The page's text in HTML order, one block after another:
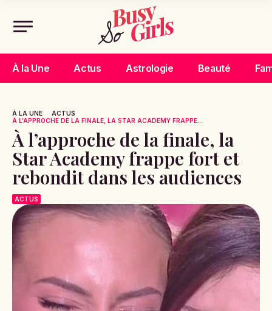
À la Une Actus Astrologie Beauté
À LA UNE
ACTUS
À L’APPROCHE DE LA FINALE, LA STAR ACADEMY FRAPPE...
À l’approche de la finale, la
Star Academy frappe fort et
rebondit dans les audiences
ACTUS